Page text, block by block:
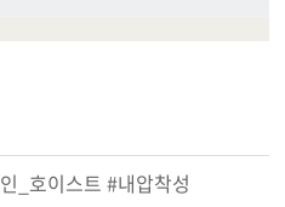
_호이스트 #내압착성